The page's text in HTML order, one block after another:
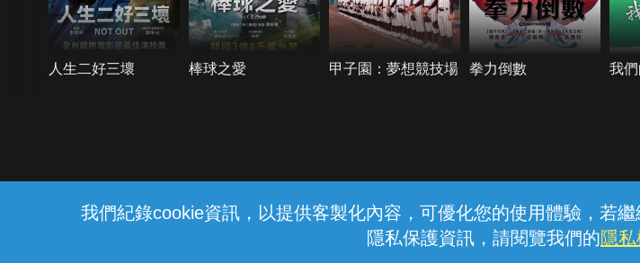
我們紀錄cookie資訊，以提供客製化內容，可優化您的使用體驗，若
隱私保護資訊，請閱覽我們的隱
人生二好三壞 棒球之愛 甲子園：夢想競技場 拳力倒數 我
線上客服 服務條
中華電信股份有限公司個人家庭分公司 (